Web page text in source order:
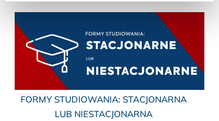
FORMY STUDIOWANIA: STACJONARNA
LUB NIESTACJONARNA